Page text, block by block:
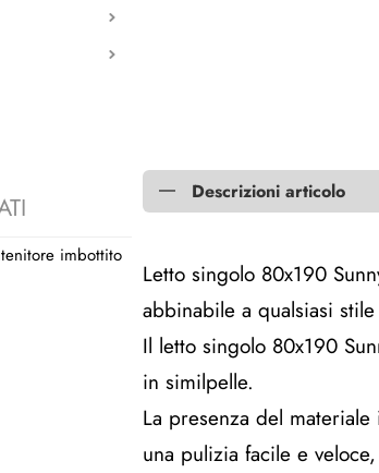
imbottito
Descrizioni articolo
Letto singolo 80x190
abbinabile a qualsiasi
Il letto singolo 80x190
in similpelle.
La presenza del
una pulizia facile e